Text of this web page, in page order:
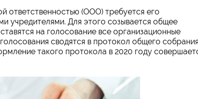
ответственностью (ООО) требуется его
учредителями. Для этого созывается общее
на голосование все организационные
сводятся в протокол общего
такого протокола в 2020 году